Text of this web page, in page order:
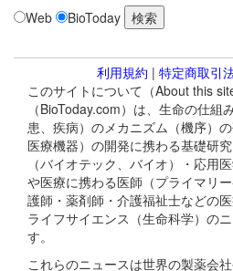
Web BioToday
利用規約 | 特定商取引
このサイトについて（About this
（BioToday.com）は、生命の仕
患、疾病）のメカニズム（機序）の
医療機器）の開発に携わる基礎研
（バイオテック、バイオ）・応用
や医療に携わる医師（プライマリ
護師・薬剤師・介護福祉士などの
ライフサイエンス（生命科学）の
す。
これらのニュースは世界の製薬会